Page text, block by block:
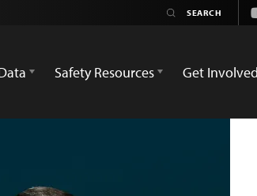
Safety Resources Get Involved